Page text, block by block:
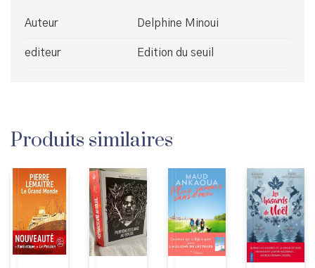
Auteur Delphine Minoui
editeur Edition du seuil
Produits similaires